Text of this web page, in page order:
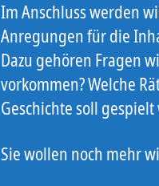
Im Anschluss werden
Anregungen für die
Dazu gehören Fragen
vorkommen? Welche
Geschichte soll
Sie wollen noch mehr